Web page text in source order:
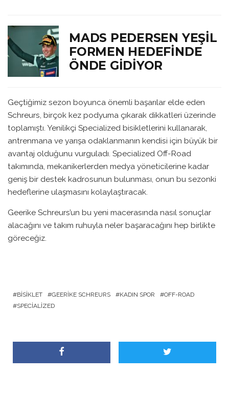
MADS PEDERSEN YEŞIL
FORMEN HEDEFINDE
ÖNDE GIDIYOR
Geçtiğimiz sezon boyunca önemli başarılar elde eden
Schreurs, birçok kez podyuma çıkarak dikkatleri üzerinde
toplamıştı. Yenilikçi Specialized bisikletlerini kullanarak,
antrenmana ve yarışa odaklanmanın kendisi için büyük bir
avantaj olduğunu vurguladı. Specialized Off-Road
takımında, mekanikerlerden medya yöneticilerine kadar
geniş bir destek kadrosunun bulunması, onun bu sezonki
hedeflerine ulaşmasını kolaylaştıracak.
Geerike Schreurs’un bu yeni macerasında nasıl sonuçlar
alacağını ve takım ruhuyla neler başaracağını hep birlikte
göreceğiz.
BISIKLET GEERIKE SCHREURS KADIN SPOR
OFF-ROAD
SPECIALIZED